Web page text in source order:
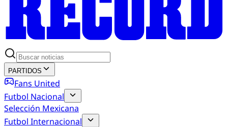
PARTIDOS
Fans United
Futbol Nacional
Selección Mexicana
Futbol Internacional